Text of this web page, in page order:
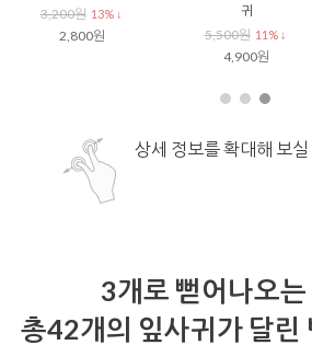
3,200원 13% ↓
2,800원
귀
5,500원 11% ↓
4,900원
상세 정보를 확대해 보
3개로 뻗어나오는
총42개의 잎사귀가 달린